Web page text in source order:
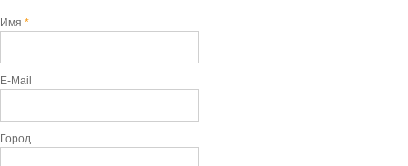
Имя *
E-Mail
Город